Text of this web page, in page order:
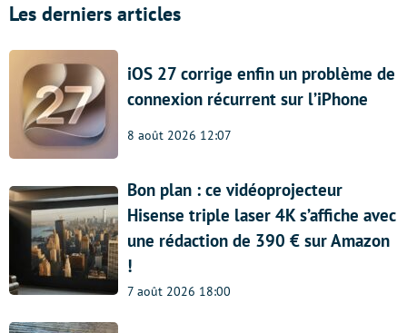
Les derniers articles
iOS 27 corrige enfin un problème de
connexion récurrent sur l’iPhone
8 août 2026 12:07
Bon plan : ce vidéoprojecteur
Hisense triple laser 4K s’affiche avec
une rédaction de 390 € sur Amazon
!
7 août 2026 18:00